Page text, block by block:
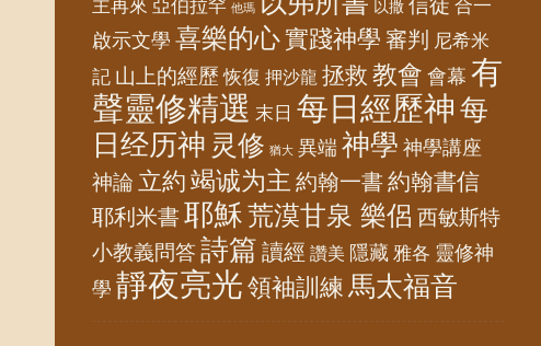
主再來 亞伯拉罕 他瑪 以撒 信徒 合一
啟示文學 喜樂的心實踐神學 審判 尼希米
記 山上的經歷 恢復 押沙龍 拯救 教會 會幕 有
聲靈修精選 末日 每日經歷神 每
日经历神 灵修 猶大 異端 神學 神學講座
神論 立約 竭诚为主 約翰一書 約翰書信
耶利米書 耶穌荒漠甘泉 樂侶 西敏斯特
小教義問答詩篇 讀經 讚美 隱藏 雅各 靈修神
學 靜夜亮光 領袖訓練 馬太福音